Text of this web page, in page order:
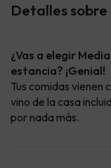
Detalles
¿Vas a elegir
estancia? ¡Genial!
Tus comidas vienen
vino de la casa
por nada más.